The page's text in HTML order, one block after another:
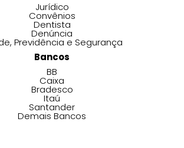
Jurídico
Convênios
Dentista
Denúncia
Previdência e Segurança
Bancos
BB
Caixa
Bradesco
Itaú
Santander
Demais Bancos